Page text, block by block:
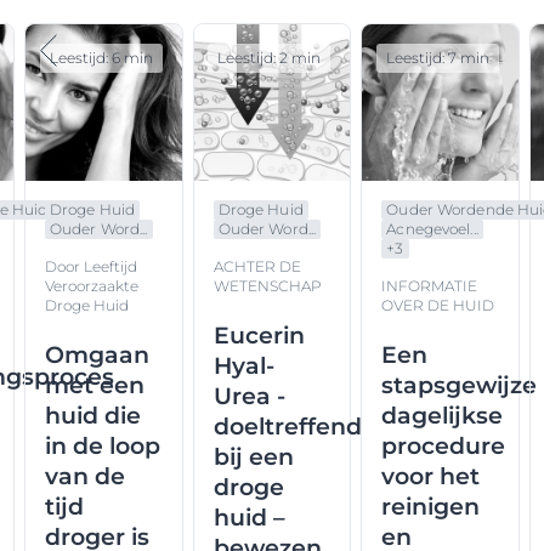
Huid Droge Huid
Ouder Word...
Door Leeftijd
Veroorzaakte
Droge Huid
Omgaan
met een
huid die
in de loop
van de
tijd
droger is
Leestijd: 6 min
Droge Huid
Ouder Word...
ACHTER DE
WETENSCHAP
Eucerin
Hyal-
Urea -
doeltreffend
bij een
droge
huid –
Leestijd: 2 min
Ouder Wordende
Acnegevoel...
+3
INFORMATIE
OVER DE HUID
Een
stapsgewijze
dagelijkse
procedure
voor het
reinigen
en
Leestijd: 7 min